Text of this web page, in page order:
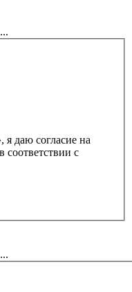
даю согласие на
соответствии с